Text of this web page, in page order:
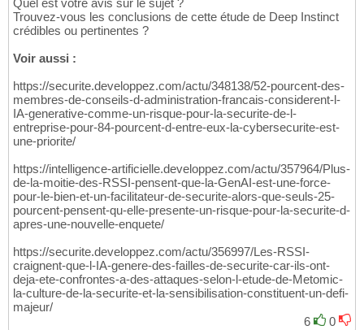
Quel est votre avis sur le sujet ?
Trouvez-vous les conclusions de cette étude de Deep Instinct
crédibles ou pertinentes ?
Voir aussi :
https://securite.developpez.com/actu/348138/52-pourcent-des-
membres-de-conseils-d-administration-francais-considerent-l-
IA-generative-comme-un-risque-pour-la-securite-de-l-
entreprise-pour-84-pourcent-d-entre-eux-la-cybersecurite-est-
une-priorite/
https://intelligence-artificielle.developpez.com/actu/357964/Plus-
de-la-moitie-des-RSSI-pensent-que-la-GenAI-est-une-force-
pour-le-bien-et-un-facilitateur-de-securite-alors-que-seuls-25-
pourcent-pensent-qu-elle-presente-un-risque-pour-la-securite-d-
apres-une-nouvelle-enquete/
https://securite.developpez.com/actu/356997/Les-RSSI-
craignent-que-l-IA-genere-des-failles-de-securite-car-ils-ont-
deja-ete-confrontes-a-des-attaques-selon-l-etude-de-Metomic-
la-culture-de-la-securite-et-la-sensibilisation-constituent-un-defi-
majeur/
6
0